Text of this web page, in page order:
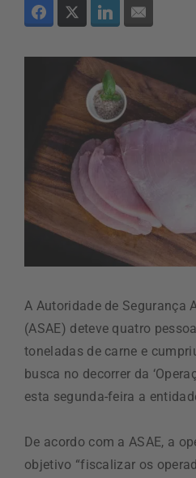
A Autoridade de Segurança
(ASAE) deteve quatro
toneladas de carne e
busca no decorrer da
esta segunda-feira a
De acordo com a ASAE, a
objetivo “fiscalizar os